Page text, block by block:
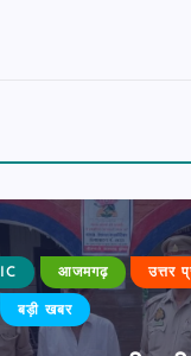
आजमगढ़ उत्तर
बड़ी खबर